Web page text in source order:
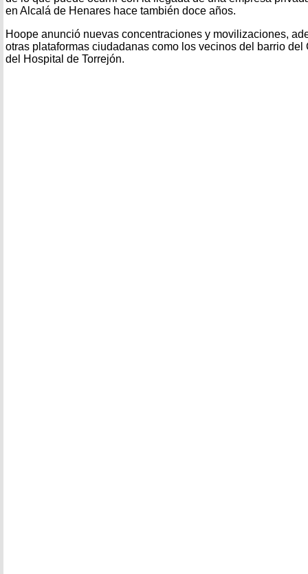
en Alcalá de Henares hace también doce años.
Hoope anunció nuevas concentraciones y movilizaciones,
otras plataformas ciudadanas como los vecinos del barrio
del Hospital de Torrejón.